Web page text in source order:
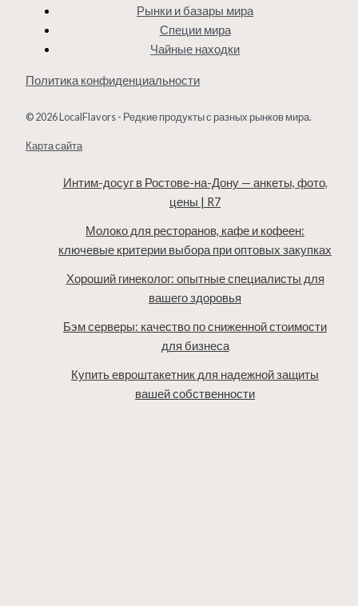
Рынки и базары мира
Специи мира
Чайные находки
Политика конфиденциальности
© 2026 LocalFlavors - Редкие продукты с разных рынков мира.
Карта сайта
Интим-досуг в Ростове-на-Дону — анкеты, фото,
цены | R7
Молоко для ресторанов, кафе и кофеен:
ключевые критерии выбора при оптовых закупках
Хороший гинеколог: опытные специалисты для
вашего здоровья
Бэм серверы: качество по сниженной стоимости
для бизнеса
Купить евроштакетник для надежной защиты
вашей собственности